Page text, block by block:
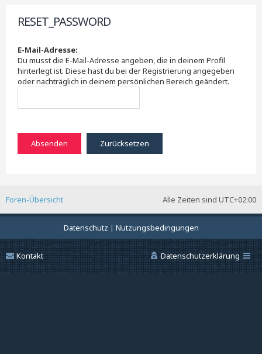
RESET_PASSWORD
E-Mail-Adresse:
Du musst die E-Mail-Adresse angeben, die in deinem Profil
hinterlegt ist. Diese hast du bei der Registrierung angegeben
oder nachträglich in deinem persönlichen Bereich geändert.
Alle Zeiten sind UTC+02:00
Foren-Übersicht
Datenschutz | Nutzungsbedingungen
Datenschutzerklärung
Kontakt